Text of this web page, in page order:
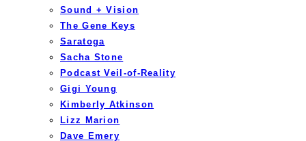
Sound + Vision
The Gene Keys
Saratoga
Sacha Stone
Podcast Veil-of-Reality
Gigi Young
Kimberly Atkinson
Lizz Marion
Dave Emery